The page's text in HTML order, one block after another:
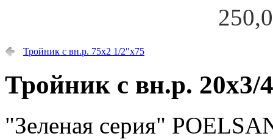
Тройник с вн.р. 75х2 1/2"х75
Тройник с вн.р. 20х3/
"Зеленая серия"